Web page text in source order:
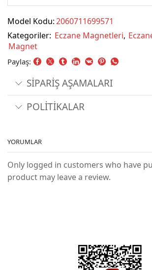
Model Kodu:2060711699571
Kategoriler: Eczane Magnetleri,
Magnet
Paylaş:
SİPARİŞ AŞAMALARI
POLİTİKALAR
YORUMLAR
Only logged in customers who have
product may leave a review.